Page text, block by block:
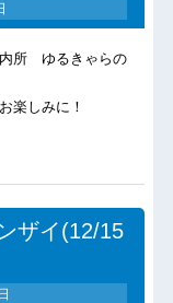
所 ゆるきゃらの
楽しみに！
ザイ(12/15